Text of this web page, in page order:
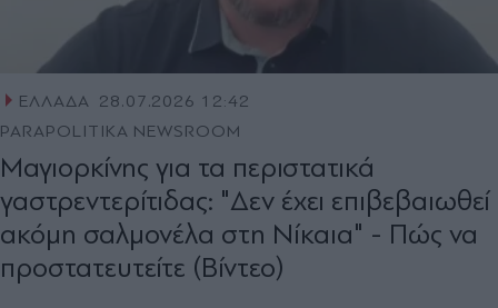
ΕΛΛΑΔΑ 28.07.2026 12:42
PARAPOLITIKA NEWSROOM
Μαγιορκίνης για τα περιστατικά
γαστρεντερίτιδας: "Δεν έχει επιβεβαιωθεί
ακόμη σαλμονέλα στη Νίκαια" - Πώς να
προστατευτείτε (Βίντεο)